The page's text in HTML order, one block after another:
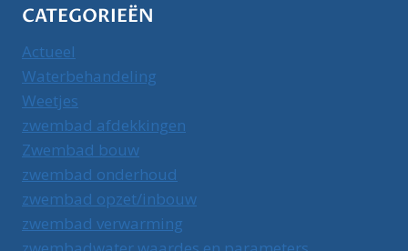
CATEGORIEËN
Actueel
Waterbehandeling
Weetjes
zwembad afdekkingen
Zwembad bouw
zwembad onderhoud
zwembad opzet/inbouw
zwembad verwarming